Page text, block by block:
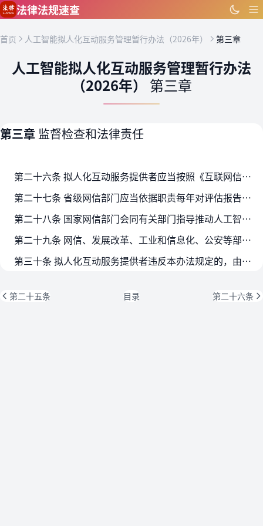
跳到主要内容
法律法规速查
首页 人工智能拟人化互动服务管理暂行办法（2026年） 第三章
人工智能拟人化互动服务管理暂行办法
（2026年） 第三章
第三章 监督检查和法律责任
第二十六条 拟人化互动服务提供者应当按照《互联网信息服务算法推荐管理规定》履行算法备案和变更、注销备案手续。网信部门对备案材料实施年度核验。
第二十七条 省级网信部门应当依据职责每年对评估报告等情况进行书面审查，并开展情况核实；发现拟人化互动服务提供者未按照本办法规定开展安全评估的，应当责令其限期重新评估；认为有…
第二十八条 国家网信部门会同有关部门指导推动人工智能沙箱安全服务平台建设，鼓励拟人化互动服务提供者接入沙箱平台进行技术创新、安全测试，促进拟人化互动服务安全有序发展。
第二十九条 网信、发展改革、工业和信息化、公安等部门在履行监督管理职责中，发现拟人化互动服务存在较大安全风险或者发生安全事件的，可以按照规定的权限和程序对拟人化互动服务提供…
第三十条 拟人化互动服务提供者违反本办法规定的，由网信、发展改革、工业和信息化、公安等部门依照有关法律、行政法规的规定处理、处罚；法律、行政法规没有规定的，由网信、工业和…
第二十五条 目录 第二十六条